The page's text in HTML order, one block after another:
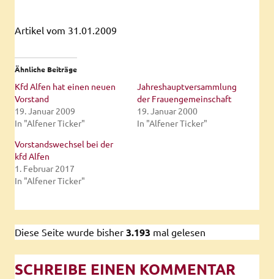
Artikel vom 31.01.2009
Ähnliche Beiträge
Kfd Alfen hat einen neuen
Vorstand
19. Januar 2009
In "Alfener Ticker"
Jahreshauptversammlung
der Frauengemeinschaft
19. Januar 2000
In "Alfener Ticker"
Vorstandswechsel bei der
kfd Alfen
1. Februar 2017
In "Alfener Ticker"
Diese Seite wurde bisher 3.193 mal gelesen
SCHREIBE EINEN KOMMENTAR